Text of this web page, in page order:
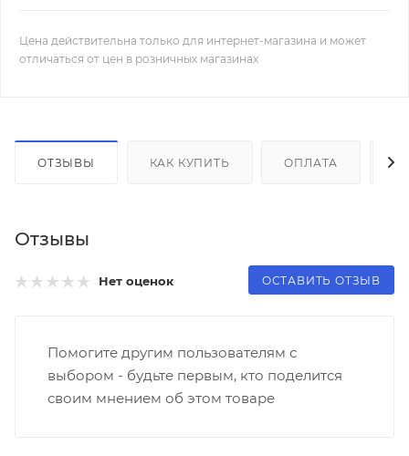
Цена действительна только для интернет-магазина и может
отличаться от цен в розничных магазинах
ОТЗЫВЫ КАК КУПИТЬ ОПЛАТА
Отзывы
Нет оценок ОСТАВИТЬ ОТЗЫВ
Помогите другим пользователям с
выбором - будьте первым, кто поделится
своим мнением об этом товаре